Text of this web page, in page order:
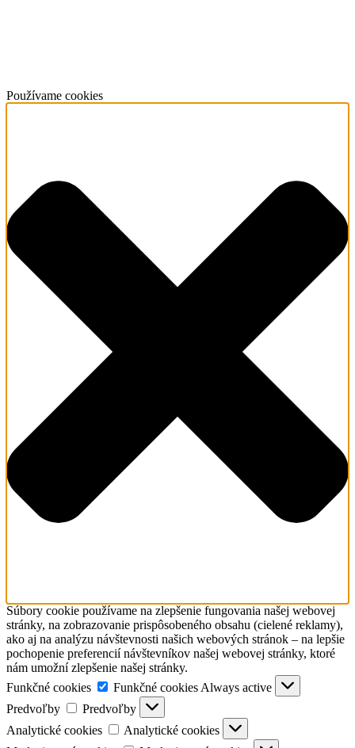
Používame cookies
Súbory cookie používame na zlepšenie fungovania našej webovej
stránky, na zobrazovanie prispôsobeného obsahu (cielené reklamy),
ako aj na analýzu návštevnosti našich webových stránok – na lepšie
pochopenie preferencií návštevníkov našej webovej stránky, ktoré
nám umožní zlepšenie našej stránky.
Funkčné cookies
Funkčné cookies Always active
Predvoľby
Predvoľby
Analytické cookies
Analytické cookies